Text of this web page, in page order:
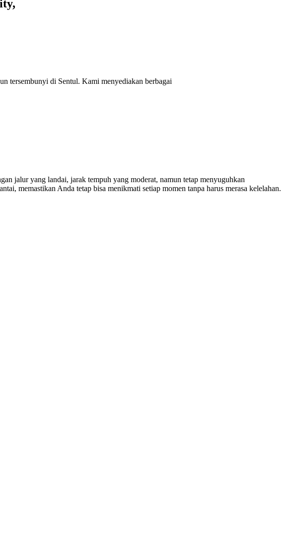
tersembunyi di Sentul. Kami menyediakan berbagai
jalur yang landai, jarak tempuh yang moderat, namun tetap menyuguhkan
memastikan Anda tetap bisa menikmati setiap momen tanpa harus merasa kelelahan.